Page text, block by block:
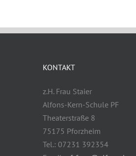
KONTAKT
z.H. Frau Staier
Alfons-Kern-Schule PF
Theaterstraße 8
75175 Pforzheim
Tel.: 07231 392354